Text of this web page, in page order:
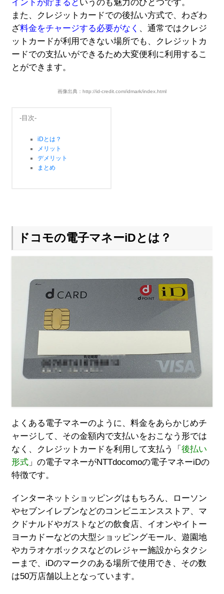
イントが貯まると いうのも魅力のひとつです。
また、クレジットカードでの後払い方式で、わざわ
ざ料金をチャージする必要がなく 、通常ではクレジ
ットカードが利用できない場所でも、クレジットカ
ードでの支払いができるため大変便利に利用するこ
とができます。
画像出典：http://id-credit.com/idmark/index.html
-目次-
iDとは？
メリット
デメリット
まとめ
ドコモの電子マネーiDとは？
よくある電子マネーのように、料金をあらかじめチ
ャージして、その金額内で支払いをおこなう形では
なく、クレジットカードを利用して支払う「 後払い
形式」の電子マネーがNTTdocomoの電子マネーiDの
特徴です。
インターネットショッピングはもちろん、ローソン
やセブンイレブンなどのコンビニエンスストア、マ
クドナルドやガストなどの飲食店、イオンやイトー
ヨーカドーなどの大型ショッピングモール、遊園地
やカラオケボックスなどのレジャー施設からタクシ
ーまで、iDのマークのある場所で使用でき、その数
は50万店舗以上となっています。